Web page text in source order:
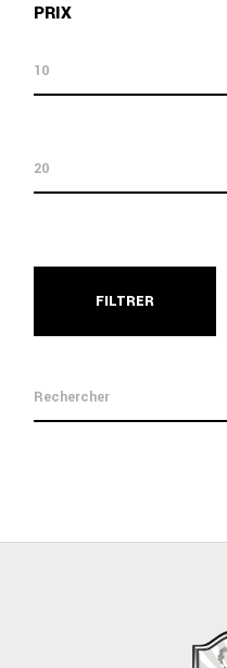
PRIX
min
max
FILTRER
for: